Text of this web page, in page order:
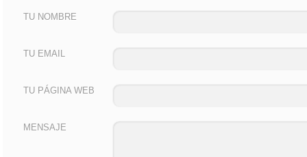
TU NOMBRE
TU EMAIL
TU PÁGINA WEB
MENSAJE